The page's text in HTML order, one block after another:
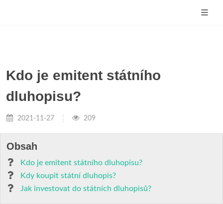
Kdo je emitent státního
dluhopisu?
2021-11-27 209
Obsah
Kdo je emitent státního dluhopisu?
Kdy koupit státní dluhopis?
Jak investovat do státních dluhopisů?